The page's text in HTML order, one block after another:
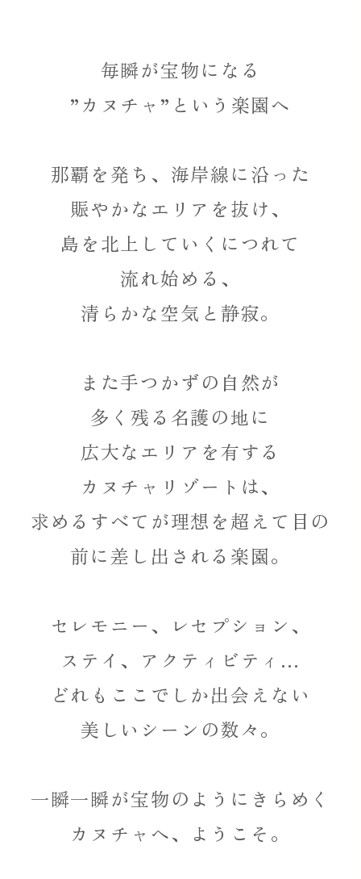
毎瞬が宝物になる
”カヌチャ”という楽園へ
那覇を発ち、海岸線に沿った
賑やかなエリアを抜け、
島を北上していくにつれて
流れ始める、
清らかな空気と静寂。
また手つかずの自然が
多く残る名護の地に
広大なエリアを有する
カヌチャリゾートは、
求めるすべてが理想を超えて目の
前に差し出される楽園。
セレモニー、レセプション、
ステイ、アクティビティ…
どれもここでしか出会えない
美しいシーンの数々。
一瞬一瞬が宝物のようにきらめく
カヌチャへ、
ようこそ。